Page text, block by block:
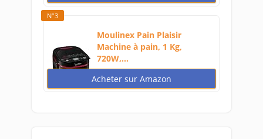
N°3
Moulinex Pain Plaisir
Machine à pain, 1 Kg,
720W,...
Acheter sur Amazon